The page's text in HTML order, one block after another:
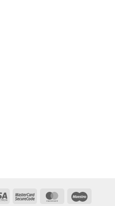
Visa
MasterCardMasterCard